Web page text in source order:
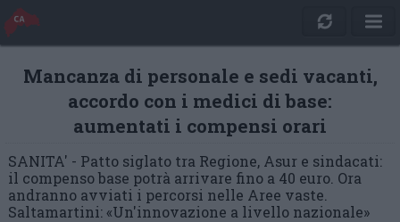
Mancanza di personale e sedi vacanti,
accordo con i medici di base:
aumentati i compensi orari
SANITA' - Patto siglato tra Regione, Asur e sindacati:
il compenso base potrà arrivare fino a 40 euro. Ora
andranno avviati i percorsi nelle Aree vaste.
Saltamartini: «Un'innovazione a livello nazionale»